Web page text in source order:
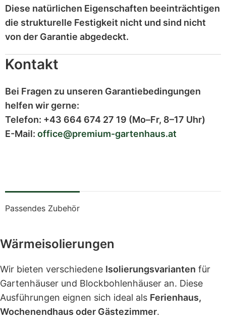
Diese natürlichen Eigenschaften beeinträchtigen
die strukturelle Festigkeit nicht und sind nicht
von der Garantie abgedeckt.
Kontakt
Bei Fragen zu unseren Garantiebedingungen
helfen wir gerne:
Telefon: +43 664 674 27 19 (Mo–Fr, 8–17 Uhr)
E-Mail: office@premium-gartenhaus.at
Passendes Zubehör
Wärmeisolierungen
Wir bieten verschiedene Isolierungsvarianten für
Gartenhäuser und Blockbohlenhäuser an. Diese
Ausführungen eignen sich ideal als Ferienhaus,
Wochenendhaus oder Gästezimmer.